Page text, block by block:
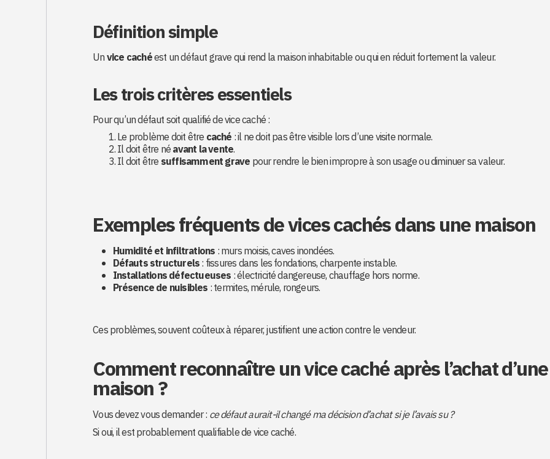
Définition simple
Unvice cachéest un défaut grave qui rend la maison inhabitable ou qui en réduit fortement la valeur.
Les trois critères essentiels
Pour qu’un défaut soit qualifié de vice caché :
Le problème doit être caché : il ne doit pas être visible lors d’une visite normale.
Il doit être néavant la vente.
Il doit être suffisamment grave pour rendre le bien impropre à son usage ou diminuer sa valeur.
Exemples fréquents de vices cachés dans une maison
Humidité et infiltrations : murs moisis, caves inondées.
Défauts structurels: fissures dans les fondations, charpente instable.
Installations défectueuses : électricité dangereuse, chauffage hors norme.
Présence de nuisibles : termites, mérule, rongeurs.
Ces problèmes, souvent coûteux à réparer, justifient une action contre le vendeur.
Comment reconnaître un vice caché après l’achat d’une
maison ?
Vous devez vous demander : ce défaut aurait-il changé ma décision d’achat si je l’avais su ?
Si oui, il est probablement qualifiable de vice caché.